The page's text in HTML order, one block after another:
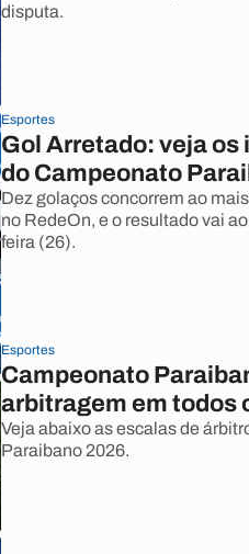
disputa.
Esportes
Gol Arretado: veja
do Campeonato
Dez golaços concorrem ao
no RedeOn, e o resultado vai
feira (26).
Esportes
Campeonato
arbitragem em todos
Veja abaixo as escalas de
Paraibano 2026.